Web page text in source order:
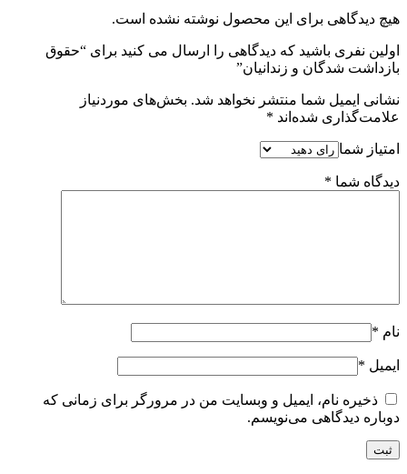
هیچ دیدگاهی برای این محصول نوشته نشده است.
اولین نفری باشید که دیدگاهی را ارسال می کنید برای “حقوق
بازداشت شدگان و زندانیان”
نشانی ایمیل شما منتشر نخواهد شد. بخش‌های موردنیاز
علامت‌گذاری شده‌اند *
امتیاز شما
دیدگاه شما *
نام *
ایمیل *
ذخیره نام، ایمیل و وبسایت من در مرورگر برای زمانی که
دوباره دیدگاهی می‌نویسم.